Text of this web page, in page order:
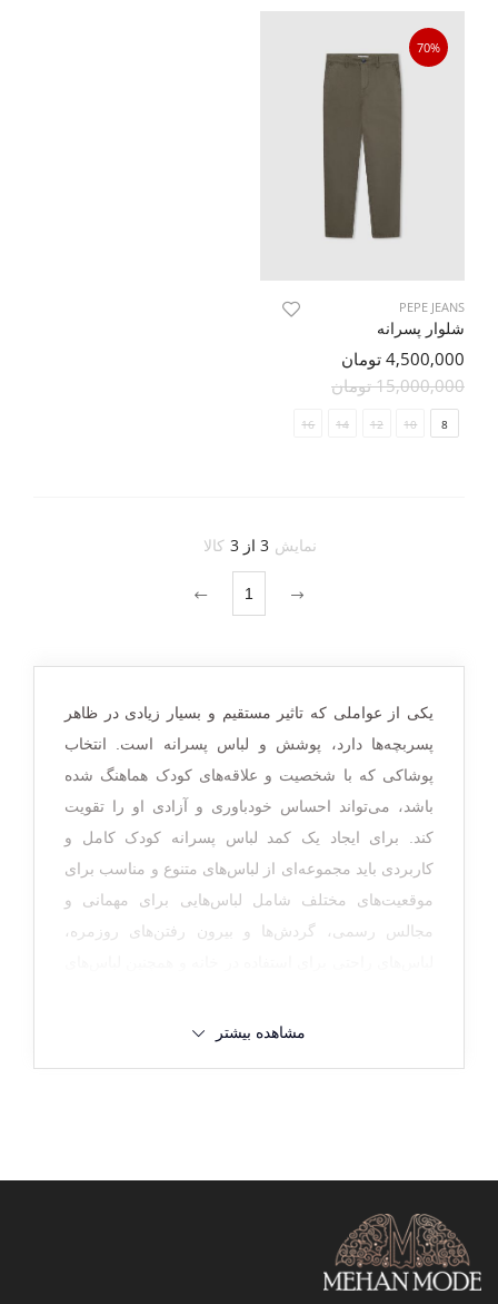
70%
PEPE JEANS
شلوار پسرانه
4,500,000 تومان
15,000,000 تومان
8
10
12
14
16
نمایش 3 از 3 کالا
1
یکی از عواملی که تاثیر مستقیم و بسیار زیادی در ظاهر
پسربچه‌ها دارد، پوشش و لباس پسرانه است. انتخاب
پوشاکی که با شخصیت و علاقه‌های کودک هماهنگ شده
باشد، می‌تواند احساس خودباوری و آزادی او را تقویت
کند. برای ایجاد یک کمد لباس پسرانه کودک کامل و
کاربردی باید مجموعه‌ای از لباس‌های متنوع و مناسب برای
موقعیت‌های مختلف شامل لباس‌هایی برای مهمانی و
مجالس رسمی، گردش‌ها و بیرون رفتن‌های روزمره،
ادامه ذکر می‌شود، شما را برای انتخاب این لباس‌ها یاری
خرید لباس جدید پسرانه دارای چالش‌ها و جزئیات خاصی
مشاهده بیشتر